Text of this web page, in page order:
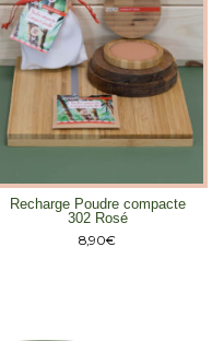
Recharge Poudre compacte
302 Rosé
8,90€